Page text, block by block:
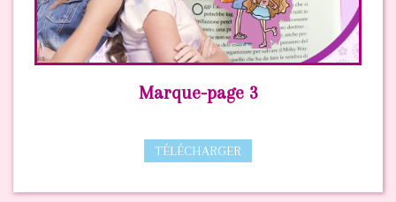
Marque-page 3
TÉLÉCHARGER